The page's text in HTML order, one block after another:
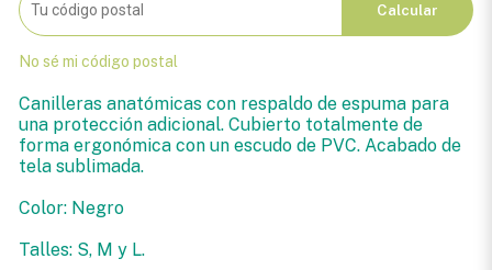
Calcular
No sé mi código postal
Canilleras anatómicas con respaldo de espuma para
una protección adicional. Cubierto totalmente de
forma ergonómica con un escudo de PVC. Acabado de
tela sublimada.
Color: Negro
Talles: S, M y L.